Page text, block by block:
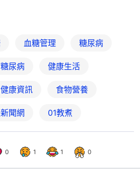
血糖管理 糖尿病
尿病 健康生活
康資訊 食物營養
聞網 01教煮
0 1 1 0